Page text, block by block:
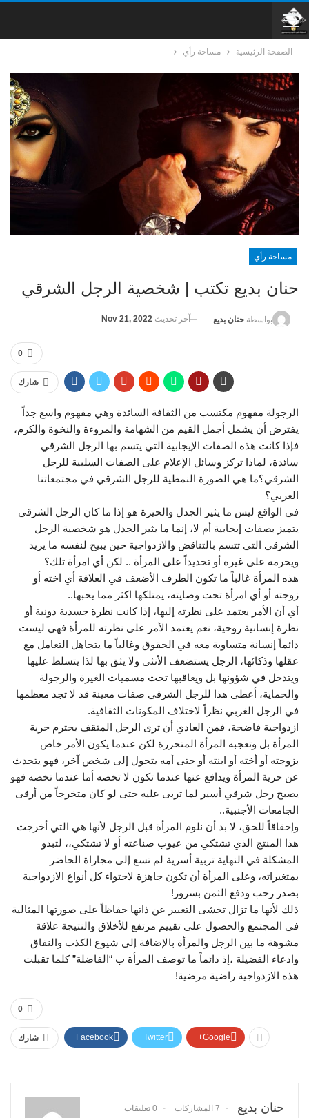
الصفحة الرئيسية مساحة رأي
مساحة رأي
حنان بديع تكتب | شخصية الرجل الشرقي
بواسطة حنان بديع آخر تحديث Nov 21, 2022
0
شارك
الرجولة مفهوم مكتسب من الثقافة السائدة وهي مفهوم واسع جداً
يفترض أن يشمل أجمل القيم من الشهامة والمروءة والنخوة والكرم،
فإذا كانت هذه الصفات الإيجابية التي يتسم بها الرجل الشرقي
سائدة، لماذا تركز وسائل الإعلام على الصفات السلبية للرجل
الشرقي؟ما هي الصورة النمطية للرجل الشرقي في مجتمعاتنا
العربي؟
في الواقع ليس ما يثير الجدل والحيرة هو إذا ما كان الرجل الشرقي
يتميز بصفات إيجابية أم لا، إنما ما يثير الجدل هو شخصية الرجل
الشرقي التي تتسم بالتناقض والازدواجية حين يبيح لنفسه ما يريد
ويحرمه على غيره أو تحديداً على المرأة .. لكن أي امرأة تلك؟
هذه المرأة غالباً ما تكون الطرف الأضعف في العلاقة أي اخته أو
زوجته أو أي امرأة تحت وصايته، يمتلكها اكثر مما يحبها..
أي أن الأمر يعتمد على نظرته إليها، إذا كانت نظرة جسدية دونية أو
نظرة إنسانية روحية، نعم يعتمد الأمر على نظرته للمرأة فهي ليست
دائماً إنسانة متساوية معه في الحقوق وغالباً ما يتجاهل التعامل مع
عقلها وذكائها، الرجل يستضعف الأنثى ولا يثق بها لذا يتسلط عليها
ويتدخل في شؤونها بل ويعاقبها تحت مسميات الغيرة والرجولة
والحماية، أعطى هذا للرجل الشرقي صفات معينة قد لا تجد معظمها
في الرجل الغربي نظراً لاختلاف المكونات الثقافية.
ازدواجية فاضحة، فمن العادي أن ترى الرجل المثقف يحترم حرية
المرأة بل وتعجبه المرأة المتحررة لكن عندما يكون الأمر خاص
بزوجته أو أخته أو ابنته أو حتى أمه يتحول إلى شخص آخر، فهو يتحدث
عن حرية المرأة ويدافع عنها عندما تكون لا تخصه أما عندما تخصه فهو
يصبح رجل شرقي أسير لما تربى عليه حتى لو كان متخرجاً من أرقى
الجامعات الأجنبية..
وإحقاقاً للحق، لا بد أن نلوم المرأة قبل الرجل لأنها هي التي أخرجت
هذا المنتج الذي تشتكي من عيوب صناعته أو لا تشتكي،، لتبدو
المشكلة في النهاية تربية أسرية لم تسع إلى مجاراة الحاضر
بمتغيراته، وعلى المرأة أن تكون جاهزة لاحتواء كل أنواع الازدواجية
بصدر رحب ودفع الثمن بسرور!
ذلك لأنها ما تزال تخشى التعبير عن ذاتها حفاظاً على صورتها المثالية
في المجتمع والحصول على تقييم مرتفع للأخلاق والنتيجة علاقة
مشوهة ما بين الرجل والمرأة بالإضافة إلى شيوع الكذب والنفاق
وادعاء الفضيلة ،إذ دائماً ما توصف المرأة ب “الفاضلة” كلما تقبلت
هذه الازدواجية راضية مرضية!
0
شارك Facebook Twitter Google+
حنان بديع 7 المشاركات 0 تعليقات